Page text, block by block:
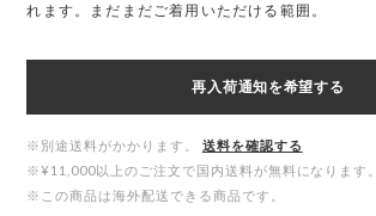
れます。まだまだご着用いただける範囲。
再入荷通知を希望する
※別途送料がかかります。
送料を確認する
※¥11,000以上のご注文で国内送料が無料になります。
※この商品は海外配送できる商品です。